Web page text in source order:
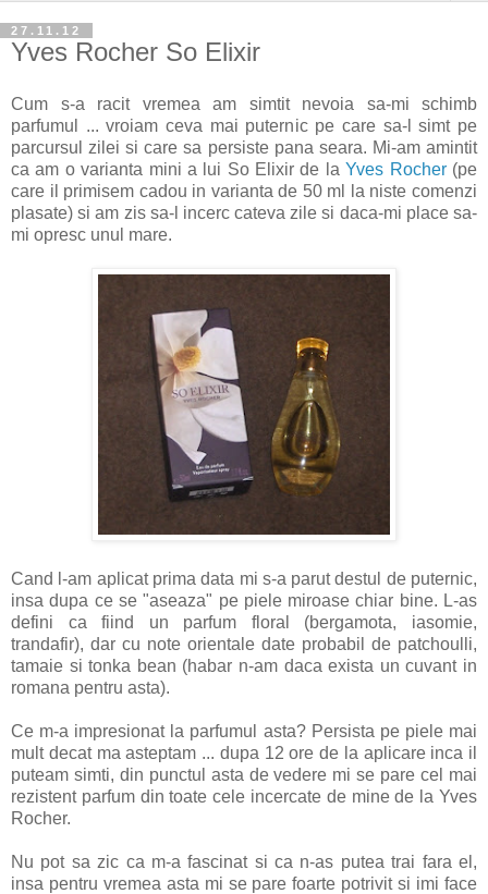
27.11.12
Yves Rocher So Elixir
Cum s-a racit vremea am simtit nevoia sa-mi schimb
parfumul ... vroiam ceva mai puternic pe care sa-l simt pe
parcursul zilei si care sa persiste pana seara. Mi-am amintit
ca am o varianta mini a lui So Elixir de laYves Rocher(pe
care il primisem cadou in varianta de 50 ml la niste comenzi
plasate) si am zis sa-l incerc cateva zile si daca-mi place sa-
mi opresc unul mare.
Cand l-am aplicat prima data mi s-a parut destul de puternic,
insa dupa ce se "aseaza" pe piele miroase chiar bine. L-as
defini ca fiind un parfum floral (bergamota, iasomie,
trandafir), dar cu note orientale date probabil de patchoulli,
tamaie si tonka bean (habar n-am daca exista un cuvant in
romana pentru asta).
Ce m-a impresionat la parfumul asta? Persista pe piele mai
mult decat ma asteptam ... dupa 12 ore de la aplicare inca il
puteam simti, din punctul asta de vedere mi se pare cel mai
rezistent parfum din toate cele incercate de mine de la Yves
Rocher.
Nu pot sa zic ca m-a fascinat si ca n-as putea trai fara el,
insa pentru vremea asta mi se pare foarte potrivit si imi face